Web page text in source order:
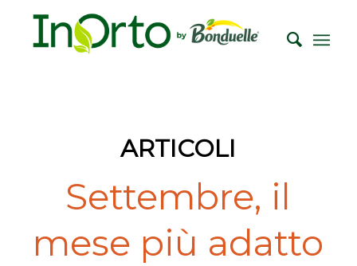
ARTICOLI
Settembre, il
mese più adatto